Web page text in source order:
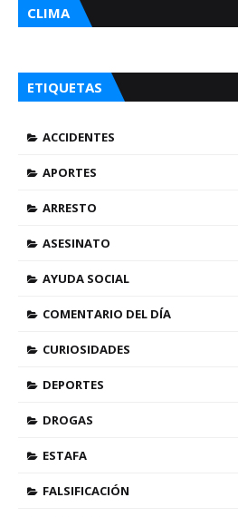
CLIMA
ETIQUETAS
ACCIDENTES
APORTES
ARRESTO
ASESINATO
AYUDA SOCIAL
COMENTARIO DEL DÍA
CURIOSIDADES
DEPORTES
DROGAS
ESTAFA
FALSIFICACIÓN